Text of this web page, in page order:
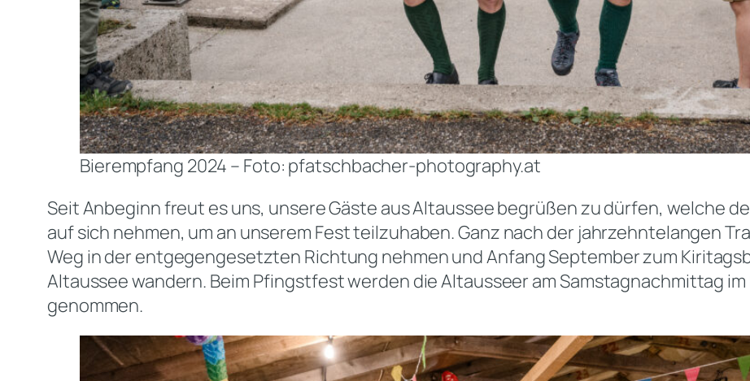
Bierempfang 2024 – Foto: pfatschbacher-photography.at
Seit Anbeginn freut es uns, unsere Gäste aus Altaussee begrüßen zu dürfen, welche
auf sich nehmen, um an unserem Fest teilzuhaben. Ganz nach der jahrzehntelangen
Weg in der entgegengesetzten Richtung nehmen und Anfang September zum
Altaussee wandern. Beim Pfingstfest werden die Altausseer am Samstagnachmittag
genommen.